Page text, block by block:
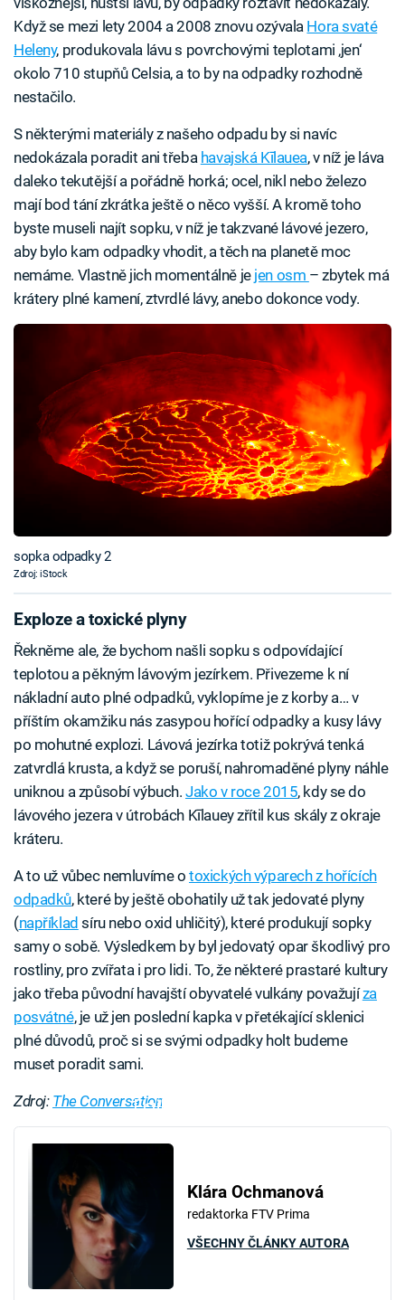
Když se mezi lety 2004 a 2008 znovu ozývala Hora svaté
Heleny, produkovala lávu s povrchovými teplotami ‚jen‘
okolo 710 stupňů Celsia, a to by na odpadky rozhodně
nestačilo.
S některými materiály z našeho odpadu by si navíc
nedokázala poradit ani třeba havajská Kīlauea, v níž je láva
daleko tekutější a pořádně horká; ocel, nikl nebo železo
mají bod tání zkrátka ještě o něco vyšší. A kromě toho
byste museli najít sopku, v níž je takzvané lávové jezero,
aby bylo kam odpadky vhodit, a těch na planetě moc
nemáme. Vlastně jich momentálně je jen osm – zbytek má
krátery plné kamení, ztvrdlé lávy, anebo dokonce vody.
sopka odpadky 2
Zdroj: iStock
Exploze a toxické plyny
Řekněme ale, že bychom našli sopku s odpovídající
teplotou a pěkným lávovým jezírkem. Přivezeme k ní
nákladní auto plné odpadků, vyklopíme je z korby a… v
příštím okamžiku nás zasypou hořící odpadky a kusy lávy
po mohutné explozi. Lávová jezírka totiž pokrývá tenká
zatvrdlá krusta, a když se poruší, nahromaděné plyny náhle
uniknou a způsobí výbuch.Jako v roce 2015, kdy se do
lávového jezera v útrobách Kīlauey zřítil kus skály z okraje
kráteru.
A to už vůbec nemluvíme otoxických výparech z hořících
odpadků, které by ještě obohatily už tak jedovaté plyny
(například síru nebo oxid uhličitý), které produkují sopky
samy o sobě. Výsledkem by byl jedovatý opar škodlivý pro
rostliny, pro zvířata i pro lidi. To, že některé prastaré kultury
jako třeba původní havajští obyvatelé vulkány považujíza
posvátné, je už jen poslední kapka v přetékající sklenici
plné důvodů, proč si se svými odpadky holt budeme
muset poradit sami.
Failed to fetch
Zdroj: The Conversation
Klára Ochmanová
redaktorka FTV Prima
VŠECHNY ČLÁNKY AUTORA